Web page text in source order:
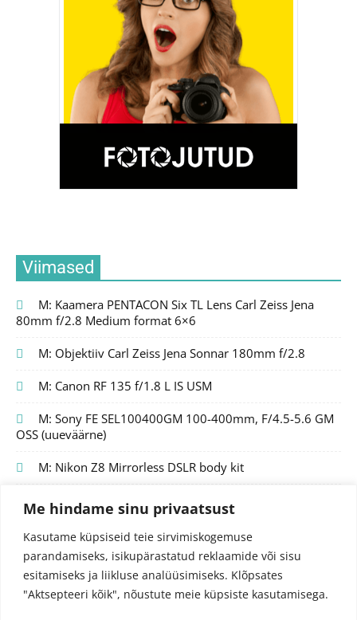
Me hindame sinu privaatsust
Kasutame küpsiseid teie sirvimiskogemuse
parandamiseks, isikupärastatud reklaamide või sisu
esitamiseks ja liikluse analüüsimiseks. Klõpsates
"Aktsepteeri kõik", nõustute meie küpsiste kasutamisega.
Viimased
M: Kaamera PENTACON Six TL Lens Carl Zeiss Jena
80mm f/2.8 Medium format 6×6
M: Objektiiv Carl Zeiss Jena Sonnar 180mm f/2.8
M: Canon RF 135 f/1.8 L IS USM
M: Sony FE SEL100400GM 100-400mm, F/4.5-5.6 GM
OSS (uueväärne)
M: Nikon Z8 Mirrorless DSLR body kit